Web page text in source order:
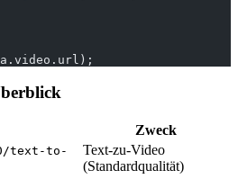
Zweck
text-to-
Text-zu-Video
(Standardqualität)